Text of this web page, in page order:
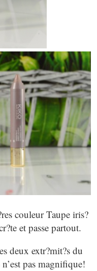
couleur Taupe iris?
et passe partout.
deux extr?mit?s du
pas magnifique!